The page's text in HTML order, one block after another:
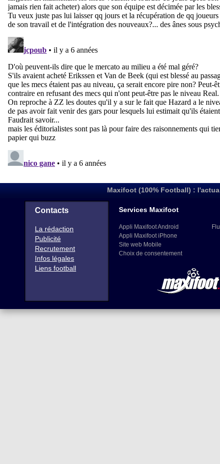
Maxifoot (100% Football) :
Contacts
La rédaction
Publicité
Recrutement
Infos légales
Liens football
Services Maxifoot
Appli Maxifoot Android
Appli Maxifoot iPhone
Site web Mobile
Choix de consentement